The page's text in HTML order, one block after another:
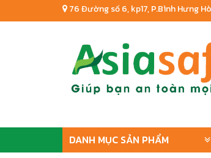
76 Đường số 6, kp17, P.Bình Hưng
DANH MỤC SẢN PHẨM